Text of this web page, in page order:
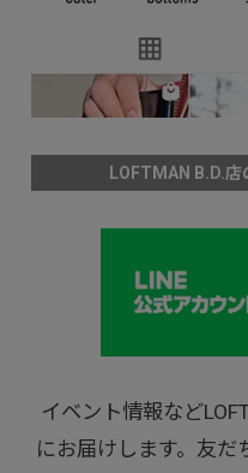
LOFTMAN B.D.店
イベント情報など
にお届けします。友だ